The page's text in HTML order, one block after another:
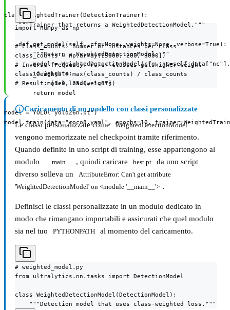
class WeightedTrainer(DetectionTrainer):
    """Trainer that returns a WeightedDetectionModel."""
    def get_model(self, cfg=None, weights=None, verbose=True):
        """Return a WeightedDetectionModel."""
model = WeightedDetectionModel(cfg,
        if weights:
            model.load(weights)
        return model
model = YOLO("yolo26n.pt")
model.train(data="coco8.yaml", epochs=10,
import numpy as np
# class_counts: number of instances per class
class_counts = np.array([5000, 200, 3000])
# Inverse frequency: rarer classes get higher weight
class_weights = max(class_counts) / class_counts
# Result: [1.0, 25.0, 1.67]
Caricamento di un modello con classi personalizzate
Le classi personalizzate come
WeightedDetectionModel
vengono memorizzate nel checkpoint tramite riferimento.
Quando definite in uno script di training, esse appartengono al
modulo
__main__ , quindi caricare best.pt
da uno script
diverso solleva un
AttributeError: Can't get attribute
'WeightedDetectionModel' on <module '__main__'> .
Definisci le classi personalizzate in un modulo dedicato in
modo che rimangano importabili e assicurati che quel modulo
sia nel tuo
PYTHONPATH al momento del caricamento.
# weighted_model.py
from ultralytics.nn.tasks import DetectionModel
class WeightedDetectionModel(DetectionModel):
    """Detection model that uses class-weighted loss."""